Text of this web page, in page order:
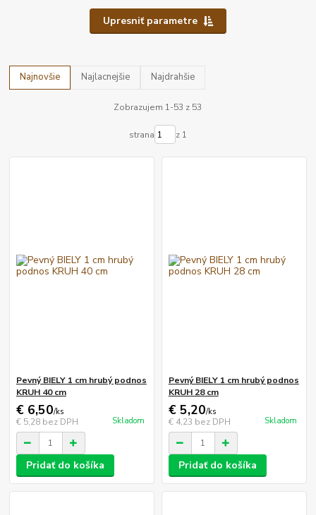
Upresniť parametre
Najnovšie Najlacnejšie Najdrahšie
Zobrazujem 1-53 z 53
strana z 1
Pevný BIELY 1 cm hrubý podnos
KRUH 40 cm
€ 6,50/ks
€ 5,28 bez DPH Skladom
Pridať do košíka
Pevný BIELY 1 cm hrubý podnos
KRUH 28 cm
€ 5,20/ks
€ 4,23 bez DPH Skladom
Pridať do košíka